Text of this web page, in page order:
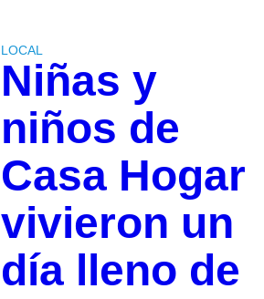
LOCAL
Niñas y
niños de
Casa Hogar
vivieron un
día lleno de